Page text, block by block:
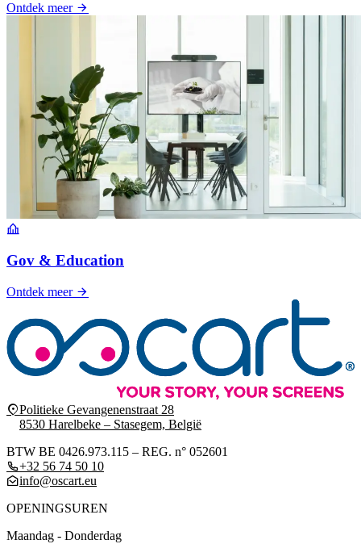
Ontdek meer
Gov & Education
Ontdek meer
Politieke Gevangenenstraat 28
8530 Harelbeke – Stasegem, België
BTW BE 0426.973.115 – REG. n° 052601
+32 56 74 50 10
info@oscart.eu
OPENINGSUREN
Maandag - Donderdag